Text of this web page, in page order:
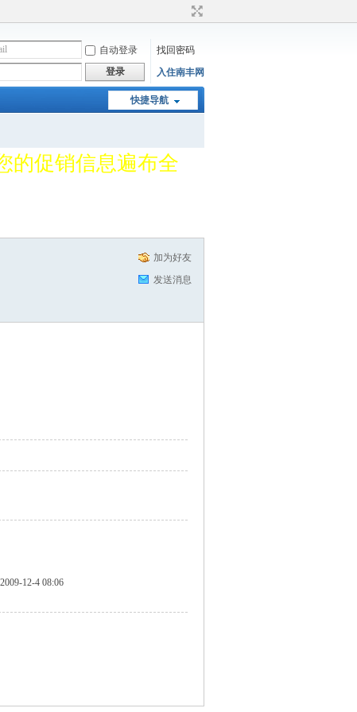
自动登录
找回密码
登录 入住南丰网
快捷导航
百姓平台，所有企
的促销信息遍布全
的促销信息遍布全
加为好友
发送消息
2009-12-4 08:06